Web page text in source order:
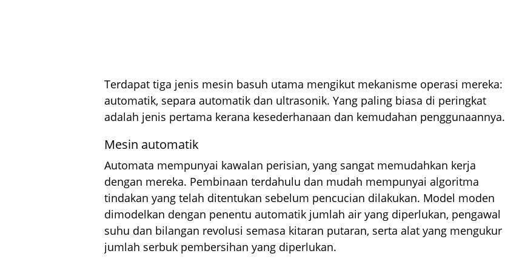
Terdapat tiga jenis mesin basuh utama mengikut mekanisme operasi mereka:
automatik, separa automatik dan ultrasonik. Yang paling biasa di peringkat
adalah jenis pertama kerana kesederhanaan dan kemudahan penggunaannya.
Mesin automatik
Automata mempunyai kawalan perisian, yang sangat memudahkan kerja
dengan mereka. Pembinaan terdahulu dan mudah mempunyai algoritma
tindakan yang telah ditentukan sebelum pencucian dilakukan. Model moden
dimodelkan dengan penentu automatik jumlah air yang diperlukan, pengawal
suhu dan bilangan revolusi semasa kitaran putaran, serta alat yang mengukur
jumlah serbuk pembersihan yang diperlukan.